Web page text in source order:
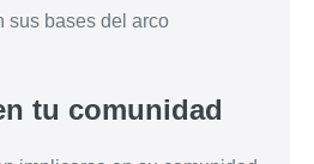
sus bases del arco
tu comunidad